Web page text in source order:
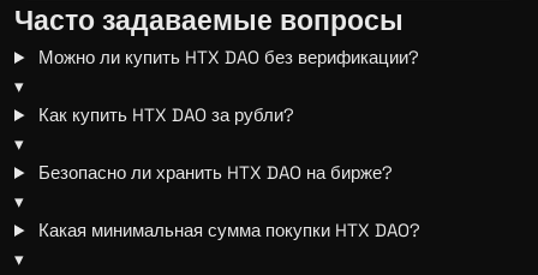
Часто задаваемые вопросы
Можно ли купить HTX DAO без верификации?
▾
Как купить HTX DAO за рубли?
▾
Безопасно ли хранить HTX DAO на бирже?
▾
Какая минимальная сумма покупки HTX DAO?
▾